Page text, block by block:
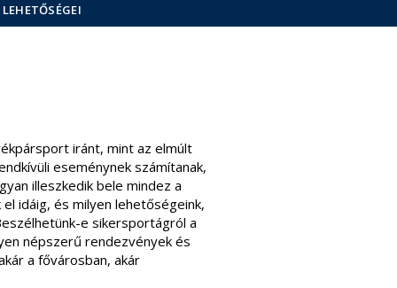
iránt, mint az elmúlt
eseménynek számítanak,
illeszkedik bele mindez a
idáig, és milyen lehetőségeink,
e sikersportágról a
népszerű rendezvények és
a fővárosban, akár